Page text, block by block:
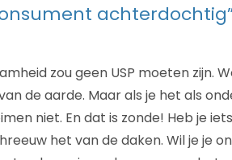
zou geen USP moeten zijn.
de aarde. Maar als je het als
niet. En dat is zonde! Heb je
het van de daken. Wil je je